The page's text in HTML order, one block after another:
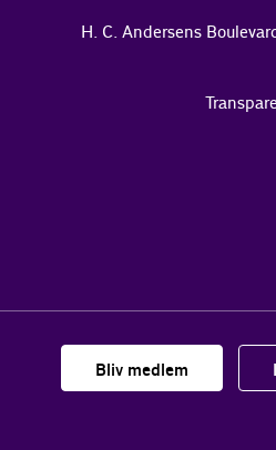
H. C. Andersens
Bliv medlem